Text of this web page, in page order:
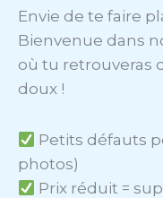
Envie de te faire
Bienvenue dans
où tu retrouveras
doux !
Petits défauts
photos)
Prix réduit =